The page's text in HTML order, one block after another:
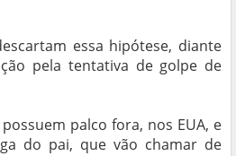
essa hipótese, diante
pela tentativa de golpe de
palco fora, nos EUA, e
do pai, que vão chamar de